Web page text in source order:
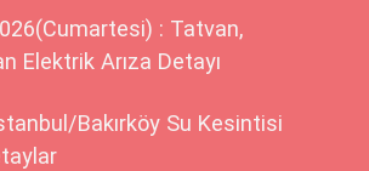
: Tatvan,
Elektrik Arıza Detayı
Bakırköy Su Kesintisi